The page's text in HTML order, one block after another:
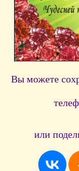
Вы можете
или